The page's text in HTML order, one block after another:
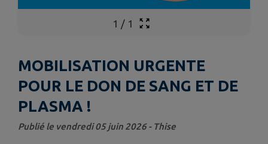
1 / 1
MOBILISATION URGENTE
POUR LE DON DE SANG ET DE
PLASMA !
Publié le vendredi 05 juin 2026 - Thise